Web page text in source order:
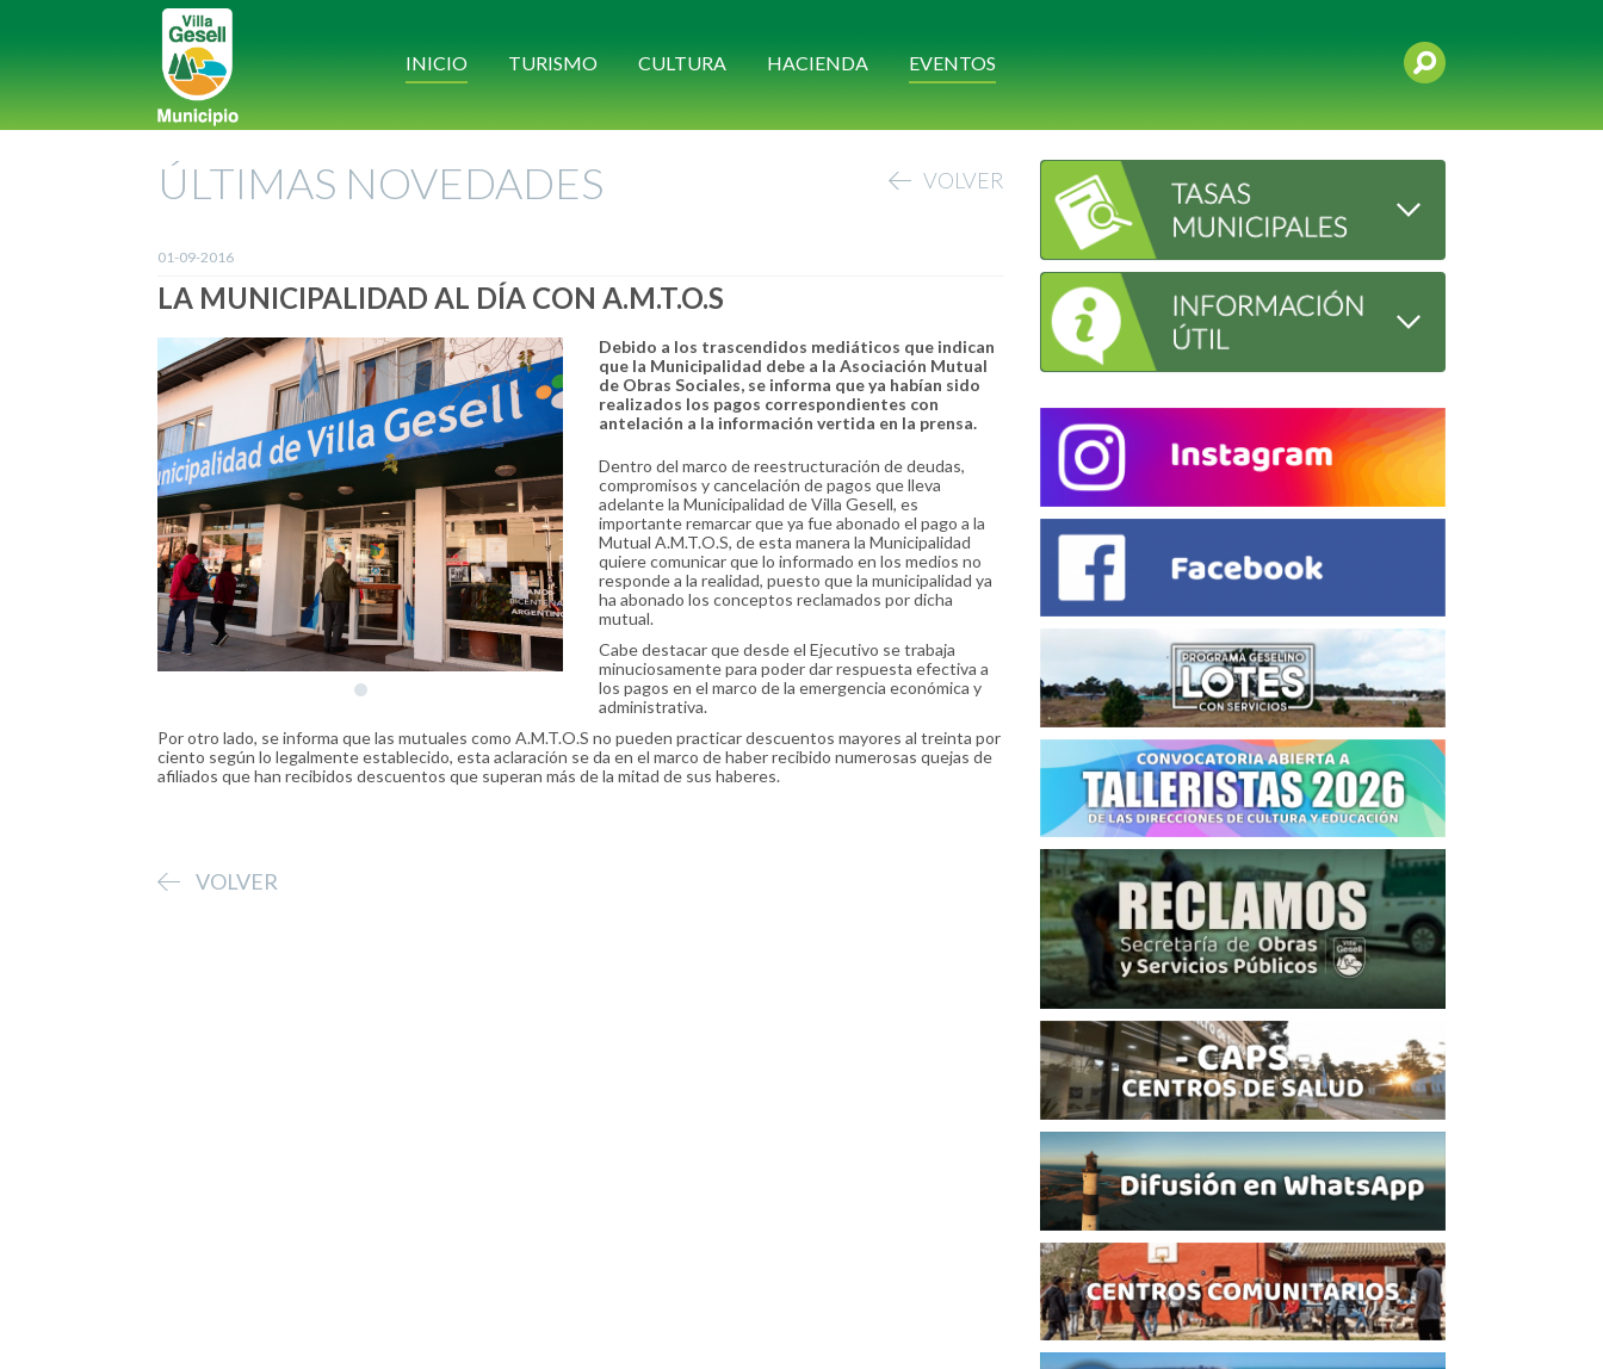
INICIO TURISMO CULTURA HACIENDA EVENTOS
ÚLTIMAS NOVEDADES VOLVER
01-09-2016
LA MUNICIPALIDAD AL DÍA CON A.M.T.O.S
Debido a los trascendidos mediáticos que indican
que la Municipalidad debe a la Asociación Mutual
de Obras Sociales, se informa que ya habían sido
realizados los pagos correspondientes con
antelación a la información vertida en la prensa.
Dentro del marco de reestructuración de deudas,
compromisos y cancelación de pagos que lleva
adelante la Municipalidad de Villa Gesell, es
importante remarcar que ya fue abonado el pago a la
Mutual A.M.T.O.S, de esta manera la Municipalidad
quiere comunicar que lo informado en los medios no
responde a la realidad, puesto que la municipalidad ya
ha abonado los conceptos reclamados por dicha
mutual.
Cabe destacar que desde el Ejecutivo se trabaja
minuciosamente para poder dar respuesta efectiva a
los pagos en el marco de la emergencia económica y
administrativa.
Por otro lado, se informa que las mutuales como A.M.T.O.S no pueden practicar descuentos mayores al treinta por
ciento según lo legalmente establecido, esta aclaración se da en el marco de haber recibido numerosas quejas de
afiliados que han recibidos descuentos que superan más de la mitad de sus haberes.
VOLVER